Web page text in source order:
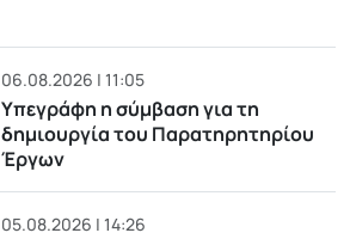
06.08.2026 | 11:05
Υπεγράφη η σύμβαση για τη
δημιουργία του Παρατηρητηρίου
Έργων
05.08.2026 | 14:26